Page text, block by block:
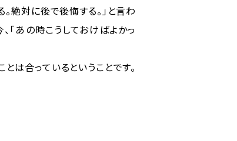
絶対に後で後悔する。」と言わ
「あの時こうしておけばよかっ
は合っているということです。